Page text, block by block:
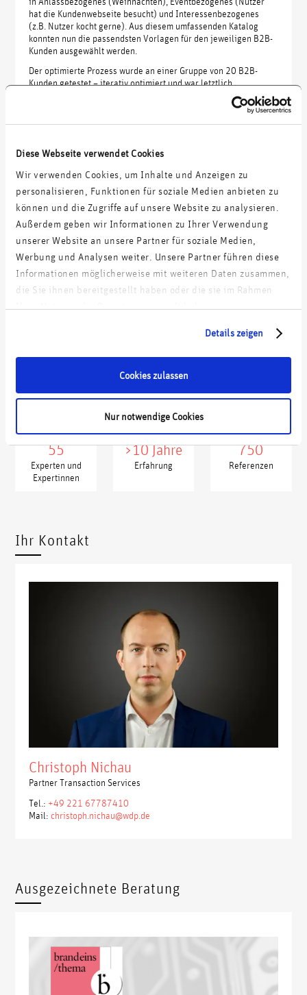
Diese Webseite verwendet Cookies
Wir verwenden Cookies, um Inhalte und Anzeigen zu
personalisieren, Funktionen für soziale Medien anbieten zu
können und die Zugriffe auf unsere Website zu analysieren.
Außerdem geben wir Informationen zu Ihrer Verwendung
unserer Website an unsere Partner für soziale Medien,
Werbung und Analysen weiter. Unsere Partner führen diese
Informationen möglicherweise mit weiteren Daten zusammen,
die Sie ihnen bereitgestellt haben oder die sie im Rahmen
Ihrer Nutzung der Dienste gesammelt haben.
Details zeigen
Cookies zulassen
Nur notwendige Cookies
hat die Kundenwebseite besucht) und Interessenbezogenes
(z.B. Nutzer kocht gerne). Aus diesem umfassenden Katalog
konnten nun die passendsten Vorlagen für den jeweiligen B2B-
Kunden ausgewählt werden.
Der optimierte Prozess wurde an einer Gruppe von 20 B2B-
Kunden getestet – iterativ optimiert und war letztlich
erfolgreich. Die Installationen und Nutzung der E-Commerce-
Weitere Projekte:
Konzeption und Umsetzung eines marktführenden Agrarportals
Kompetenz- und Führungskräftetraining für das Digital-Team
eines renommierten Verlages
Integration der CRM-Software Salesforce
wdp in Kennzahlen
55
Experten und
Expertinnen
>10 Jahre
Erfahrung
750
Referenzen
Ihr Kontakt
Christoph Nichau
Partner Transaction Services
Tel.: +49 221 67787410
Mail:christoph.nichau@wdp.de
Ausgezeichnete Beratung